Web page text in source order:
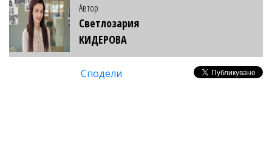
Автор
Светлозария
КИДЕРОВА
Сподели